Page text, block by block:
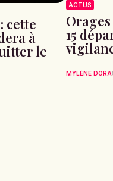
cette
à
le
ACTUS
15
MYLÈNE DORA